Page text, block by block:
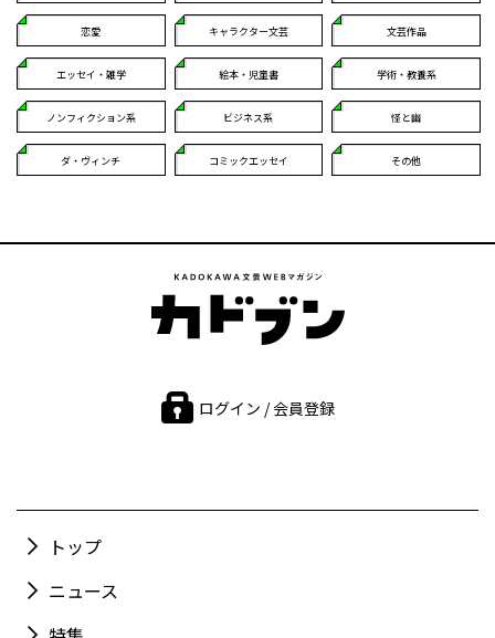
恋愛 キャラクター文芸 文芸作品
エッセイ・雑学 絵本・児童書 学術・教養系
ノンフィクション系 ビジネス系 怪と幽
ダ・ヴィンチ コミックエッセイ その他
ログイン / 会員登録
トップ
ニュース